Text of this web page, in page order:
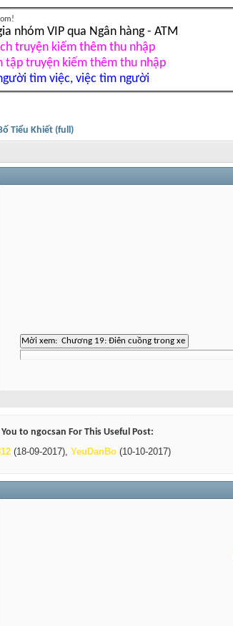
nhóm VIP qua Ngân hàng - ATM
truyện kiếm thêm thu nhập
tập truyện kiếm thêm thu nhập
tìm việc, việc tìm người
Tiểu Khiết (full)
to ngocsan For This Useful Post:
(18-09-2017), YeuDanBo (10-10-2017)